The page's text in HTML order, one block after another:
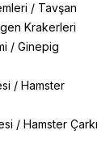
/ Tavşan
Krakerleri
/ Ginepig
/ Hamster
/ Hamster Çarkı